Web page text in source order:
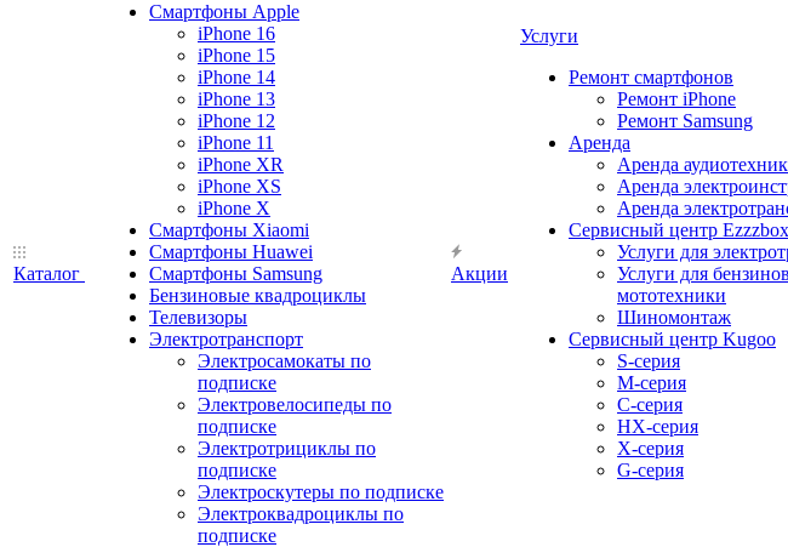
Каталог
Смартфоны Apple
iPhone 16
iPhone 15
iPhone 14
iPhone 13
iPhone 12
iPhone 11
iPhone XR
iPhone XS
iPhone X
Смартфоны Xiaomi
Смартфоны Huawei
Смартфоны Samsung
Бензиновые квадроциклы
Телевизоры
Электротранспорт
Электросамокаты по
подписке
Электровелосипеды по
подписке
Электротрициклы по
подписке
Электроскутеры по подписке
Электроквадроциклы по
подписке
Акции
Услуги
Ремонт смартфонов
Ремонт iPhone
Ремонт Samsung
Аренда
Аренда
Аренда
Аренда
Сервисный центр Ezzzbox
Услуги для
Услуги для
мототехники
Шиномонтаж
Сервисный центр Kugoo
S-cерия
M-серия
С-серия
HX-серия
X-серия
G-серия